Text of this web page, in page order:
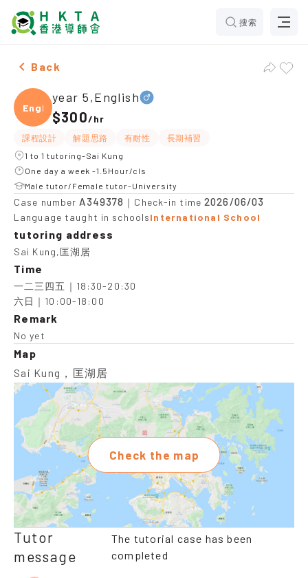
搜索
Male year 5,English，Sai Kung Tuition recommendation
Back
Engli
year 5,English
$300/hr
課程設計 解題思路 有耐性
長期補習
1 to 1 tutoring-Sai Kung
One day a week -1.5Hour/cls
Male tutor/Female tutor-University
Case number A349378 ｜Check-in time2026/06/03
Language taught in schoolsInternational School
tutoring address
Sai Kung,匡湖居
Time
一二三四五｜18:30-20:30
六日｜10:00-18:00
Remark
No yet
Map
Sai Kung，匡湖居
Check the map
Tutor
message
The tutorial case has been
completed